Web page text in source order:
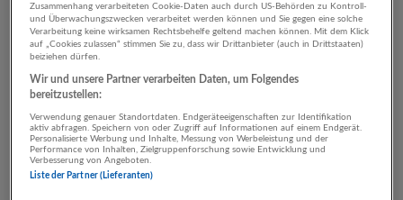
1 Tourismus, Hotel,
Gastronomie IT-
Dienstleistungen
Zusammenhang verarbeiteten Cookie-Daten auch durch US-Behörden zu Kontroll-
und Überwachungszwecken verarbeitet werden können und Sie gegen eine solche
Verarbeitung keine wirksamen Rechtsbehelfe geltend machen können. Mit dem Klick
auf „Cookies zulassen“ stimmen Sie zu, dass wir Drittanbieter (auch in Drittstaaten)
beiziehen dürfen.
Wir und unsere Partner verarbeiten Daten, um Folgendes
bereitzustellen:
Verwendung genauer Standortdaten. Endgeräteeigenschaften zur Identifikation
aktiv abfragen. Speichern von oder Zugriff auf Informationen auf einem Endgerät.
Personalisierte Werbung und Inhalte, Messung von Werbeleistung und der
Performance von Inhalten, Zielgruppenforschung sowie Entwicklung und
Verbesserung von Angeboten.
Liste der Partner (Lieferanten)